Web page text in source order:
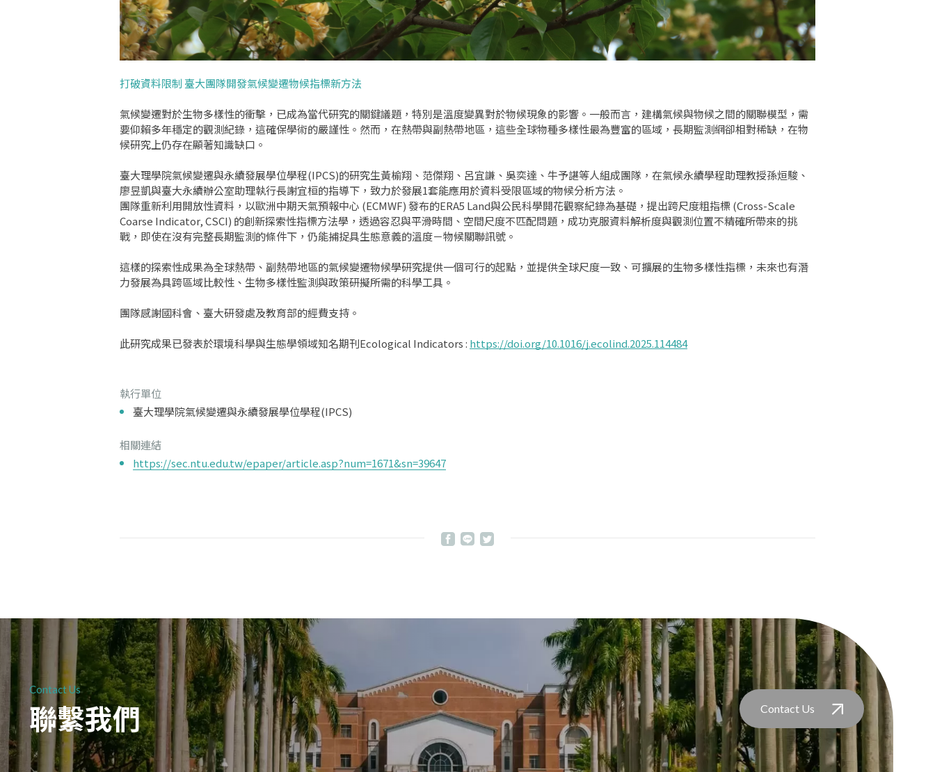
打破資料限制 臺大團隊開發氣候變遷物候指標新方法
氣候變遷對於生物多樣性的衝擊，已成為當代研究的關鍵議題，特別是溫度變異對於物候現象的影響。一般而言，建構氣候與物候之間的關聯模型，需
要仰賴多年穩定的觀測紀錄，這確保學術的嚴謹性。然而，在熱帶與副熱帶地區，這些全球物種多樣性最為豐富的區域，長期監測網卻相對稀缺，在物
候研究上仍存在顯著知識缺口。
臺大理學院氣候變遷與永續發展學位學程(IPCS)的研究生黃榆翔、范傑翔、呂宜謙、吳奕達、牛予諶等人組成團隊，在氣候永續學程助理教授孫烜駿、
廖昱凱與臺大永續辦公室助理執行長謝宜桓的指導下，致力於發展1套能應用於資料受限區域的物候分析方法。
團隊重新利用開放性資料，以歐洲中期天氣預報中心 (ECMWF) 發布的ERA5 Land與公民科學開花觀察紀錄為基礎，提出跨尺度粗指標 (Cross-Scale
Coarse Indicator, CSCI) 的創新探索性指標方法學，透過容忍與平滑時間、空間尺度不匹配問題，成功克服資料解析度與觀測位置不精確所帶來的挑
戰，即使在沒有完整長期監測的條件下，仍能捕捉具生態意義的溫度－物候關聯訊號。
這樣的探索性成果為全球熱帶、副熱帶地區的氣候變遷物候學研究提供一個可行的起點，並提供全球尺度一致、可擴展的生物多樣性指標，未來也有潛
力發展為具跨區域比較性、生物多樣性監測與政策研擬所需的科學工具。
團隊感謝國科會、臺大研發處及教育部的經費支持。
此研究成果已發表於環境科學與生態學領域知名期刊Ecological Indicators : https://doi.org/10.1016/j.ecolind.2025.114484
執行單位
臺大理學院氣候變遷與永續發展學位學程(IPCS)
相關連結
https://sec.ntu.edu.tw/epaper/article.asp?num=1671&sn=39647
Contact Us
聯繫我們 Contact Us